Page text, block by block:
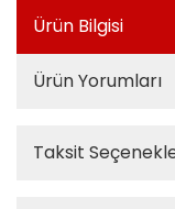
Ürün Bilgisi
Ürün Yorumları
Taksit